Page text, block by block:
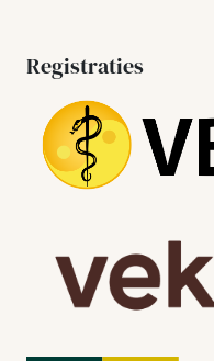
Registraties